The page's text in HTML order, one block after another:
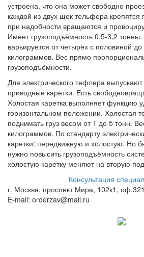
устроена, что она может свободно
каждой из двух щек тельфера крепятся
при надобности вращаются и
Имеет грузоподъёмность 0,5-3,2 тонны.
варьируется от четырёх с половиной
килограммов. Вес прямо
грузоподъёмности.
Для электрического тефлера
приводные каретки. Есть
Холостая каретка выполняет функцию
горизонтальном положении. Холостая
поднимать груз весом от 1 до 5 тонн.
килограммов. По стандарту
каретки: передвижную и холостую. Но
нужно повысить грузоподъёмность
холостую каретку меняют на вторую
Консультация
г. Москва, проспект Мира, 102к1, оф.321
E-mail: orderzav@mail.ru